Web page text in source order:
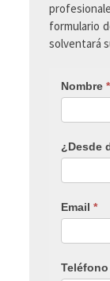
formulario
solventará
Nombre*
¿Desde
Email*